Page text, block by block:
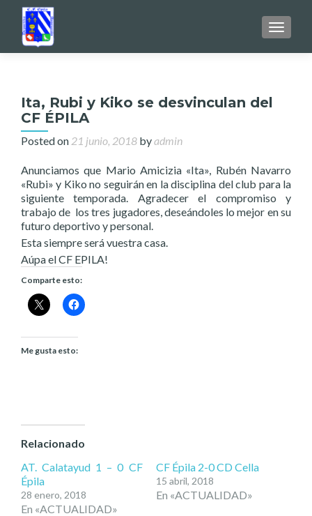
Ita, Rubi y Kiko se desvinculan del
CF ÉPILA
Posted on 21 junio, 2018 byadmin
Anunciamos que Mario Amicizia «Ita», Rubén Navarro
«Rubi» y Kiko no seguirán en la disciplina del club para la
siguiente temporada. Agradecer el compromiso y
trabajo de los tres jugadores, deseándoles lo mejor en su
futuro deportivo y personal.
Esta siempre será vuestra casa.
Aúpa el CF EPILA!
Comparte esto:
Me gusta esto:
Relacionado
AT. Calatayud 1 – 0 CF
Épila
28 enero, 2018
En «ACTUALIDAD»
CF Épila 2-0 CD Cella
15 abril, 2018
En «ACTUALIDAD»